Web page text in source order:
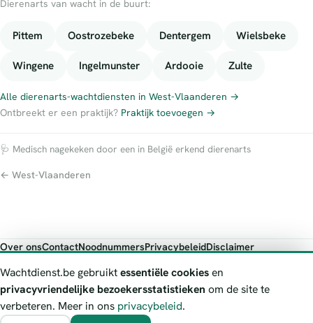
Dierenarts van wacht in de buurt:
Pittem Oostrozebeke Dentergem Wielsbeke
Wingene Ingelmunster Ardooie Zulte
Alle dierenarts-wachtdiensten in West-Vlaanderen →
Ontbreekt er een praktijk? Praktijk toevoegen →
🩺 Medisch nagekeken door een in België erkend dierenarts
← West-Vlaanderen
Over onsContactNoodnummersPrivacybeleidDisclaimer
Wachtdienst.be toont publieke wachtdienst-informatie ter oriëntatie.
Bij levensgevaar bel je altijd 112. Controleer altijd de actuele
wachtregeling bij de vermelde officiële bron.
Wachtdienst.be gebruiktessentiële cookiesen
privacyvriendelijke bezoekersstatistieken om de site te
verbeteren. Meer in ons privacybeleid.